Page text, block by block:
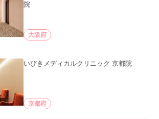
院
大阪府
いびきメディカルクリニック 京都院
京都府